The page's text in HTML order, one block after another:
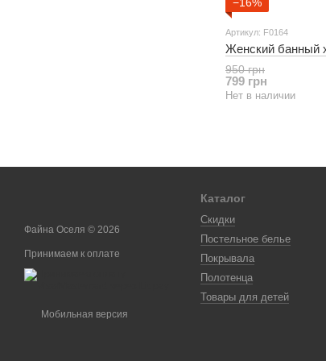
Артикул: F0164
Женский банный
950 грн
799 грн
Нет в наличии
Файна Оселя © 2026
Принимаем к оплате
Мобильная версия
Каталог
Скидки
Постельное белье
Покрывала
Полотенца
Товары для детей